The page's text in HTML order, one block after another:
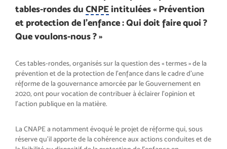
tables-rondes du CNPEintitulées « Prévention
et protection de l’enfance : Qui doit faire quoi ?
Que voulons-nous ? »
Ces tables-rondes, organisés sur la question des « termes » de la
prévention et de la protection de l’enfance dans le cadre d’une
réforme de la gouvernance amorcée par le Gouvernement en
2020, ont pour vocation de contribuer à éclairer l’opinion et
l’action publique en la matière.
La CNAPE a notamment évoqué le projet de réforme qui, sous
réserve qu’il apporte de la cohérence aux actions conduites et de